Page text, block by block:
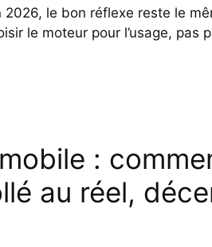
2026, le bon réflexe reste le
le moteur pour l’usage, pas
:
au réel,